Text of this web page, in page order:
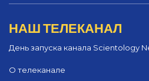
НАШ ТЕЛЕКАНАЛ
День запуска канала Scientology
О телеканале